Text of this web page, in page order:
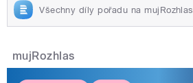
Všechny díly pořadu na mujRozhlas
mujRozhlas